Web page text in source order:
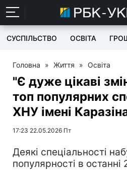
СУСПІЛЬСТВО ОСВІТА
Головна » Життя » Освіта
"Є дуже цікаві
топ популярних
ХНУ імені
17:23 22.05.2026 Пт
Деякі спеціальності
популярності в останні